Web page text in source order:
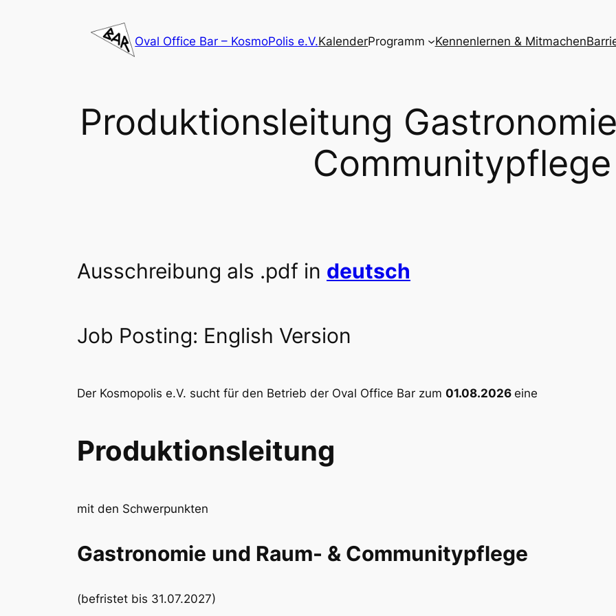
Oval Office Bar – KosmoPolis e.V.KalenderProgramm Kennenlernen & Mitmachen
Produktionsleitung
Communitypflege
Ausschreibung als .pdf in deutsch
Job Posting: English Version
Der Kosmopolis e.V. sucht für den Betrieb der Oval Office Bar zum 01.08.2026 eine
Produktionsleitung
mit den Schwerpunkten
Gastronomie und Raum- & Communitypflege
(befristet bis 31.07.2027)